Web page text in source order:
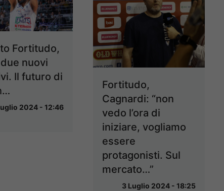
Fortitudo,
nuovi
Il futuro di
2024 - 12:46
Fortitudo,
Cagnardi: “non
vedo l’ora di
iniziare, vogliamo
essere
protagonisti. Sul
mercato…”
3 Luglio 2024 - 18:25